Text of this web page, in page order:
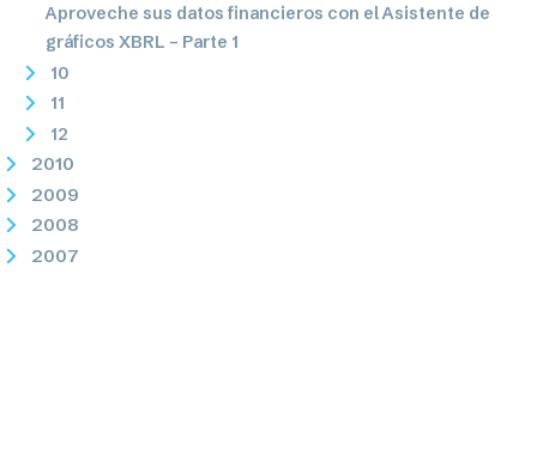
Aproveche sus datos financieros con el Asistente de
gráficos XBRL – Parte 1
10
11
12
2010
2009
2008
2007